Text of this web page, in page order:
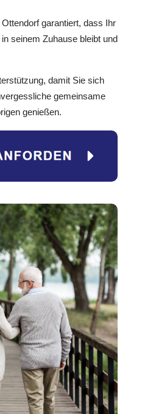
garantiert, dass Ihr
seinem Zuhause bleibt und
damit Sie sich
gemeinsame
genießen.